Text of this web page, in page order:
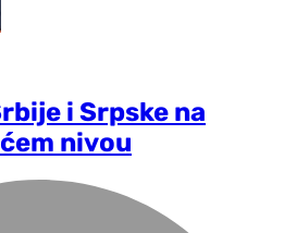
i Srpske na
nivou